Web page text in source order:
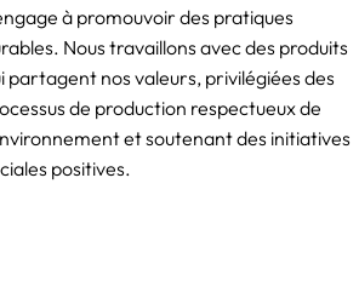
à promouvoir des pratiques
Nous travaillons avec des produits
partagent nos valeurs, privilégiées des
de production respectueux de
et soutenant des initiatives
positives.